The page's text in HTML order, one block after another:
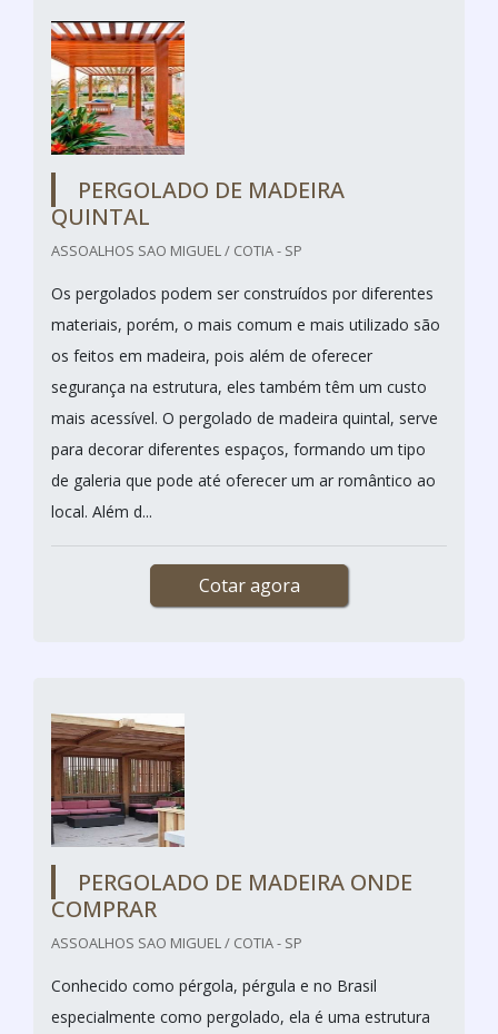
PERGOLADO DE MADEIRA
QUINTAL
ASSOALHOS SAO MIGUEL / COTIA - SP
Os pergolados podem ser construídos por diferentes
materiais, porém, o mais comum e mais utilizado são
os feitos em madeira, pois além de oferecer
segurança na estrutura, eles também têm um custo
mais acessível. O pergolado de madeira quintal, serve
para decorar diferentes espaços, formando um tipo
de galeria que pode até oferecer um ar romântico ao
local. Além d...
Cotar agora
PERGOLADO DE MADEIRA ONDE
COMPRAR
ASSOALHOS SAO MIGUEL / COTIA - SP
Conhecido como pérgola, pérgula e no Brasil
especialmente como pergolado, ela é uma estrutura